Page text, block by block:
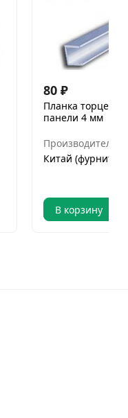
80 ₽
Планка
панели 4 мм
Производитель
Китай
В корзину